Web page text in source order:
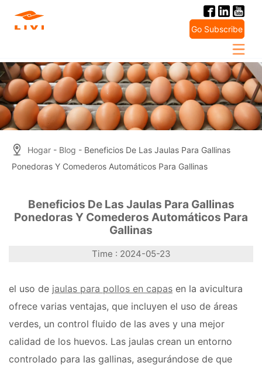
Go Subscribe
Hogar - Blog - Beneficios De Las Jaulas Para Gallinas
Ponedoras Y Comederos Automáticos Para Gallinas
Beneficios De Las Jaulas Para Gallinas
Ponedoras Y Comederos Automáticos Para
Gallinas
Time : 2024-05-23
el uso de jaulas para pollos en capas en la avicultura
ofrece varias ventajas, que incluyen el uso de áreas
verdes, un control fluido de las aves y una mejor
calidad de los huevos. Las jaulas crean un entorno
controlado para las gallinas, asegurándose de que